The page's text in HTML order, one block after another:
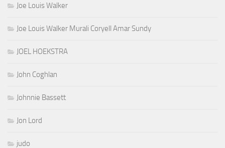
Joe Louis Walker
Joe Louis Walker Murali Coryell Amar Sundy
JOEL HOEKSTRA
John Coghlan
Johnnie Bassett
Jon Lord
judo